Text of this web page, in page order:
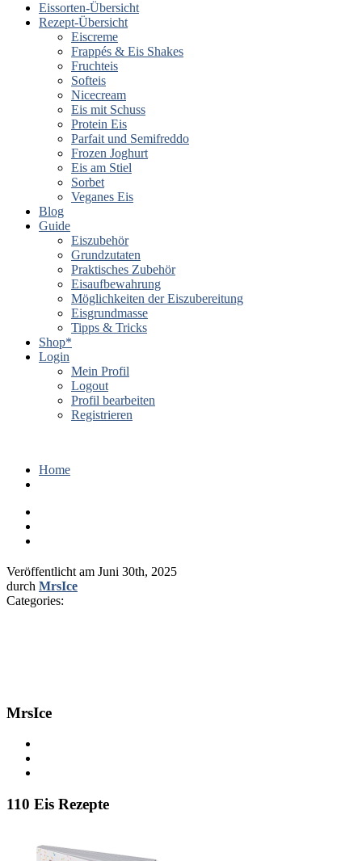
Eissorten-Übersicht
Rezept-Übersicht
Eiscreme
Frappés & Eis Shakes
Fruchteis
Softeis
Nicecream
Eis mit Schuss
Protein Eis
Parfait und Semifreddo
Frozen Joghurt
Eis am Stiel
Sorbet
Veganes Eis
Blog
Guide
Eiszubehör
Grundzutaten
Praktisches Zubehör
Eisaufbewahrung
Möglichkeiten der Eiszubereitung
Eisgrundmasse
Tipps & Tricks
Shop*
Login
Mein Profil
Logout
Profil bearbeiten
Registrieren
Home
Veröffentlicht am Juni 30th, 2025
durch MrsIce
Categories:
MrsIce
110 Eis Rezepte